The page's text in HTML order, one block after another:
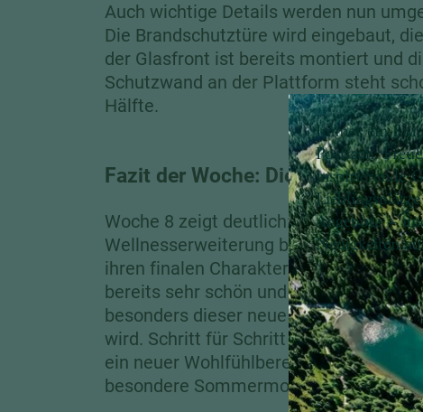
Immer ein
Postfach:
inspirierende
Angebote –
Neuigkeiten
Auch wichtige Details werden nun
Die Brandschutztüre wird eingebaut,
der Glasfront ist bereits montiert und
Schutzwand an der Plattform steht
Hälfte.
Fazit der Woche: Die Vorfreude
Woche 8 zeigt deutlich: Die neue
Wellnesserweiterung bekommt immer
ihren finalen Charakter. Viele Bereiche
bereits sehr schön und lassen erahnen,
besonders dieser neue Ort direkt am
wird. Schritt für Schritt entsteht im
ein neuer Wohlfühlbereich für Wärme,
besondere Sommermomente.